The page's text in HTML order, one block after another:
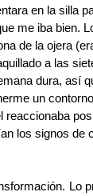
en la silla
me iba bien.
de la ojera
a las
dura, así
un
reaccionaba
los signos de
Lo